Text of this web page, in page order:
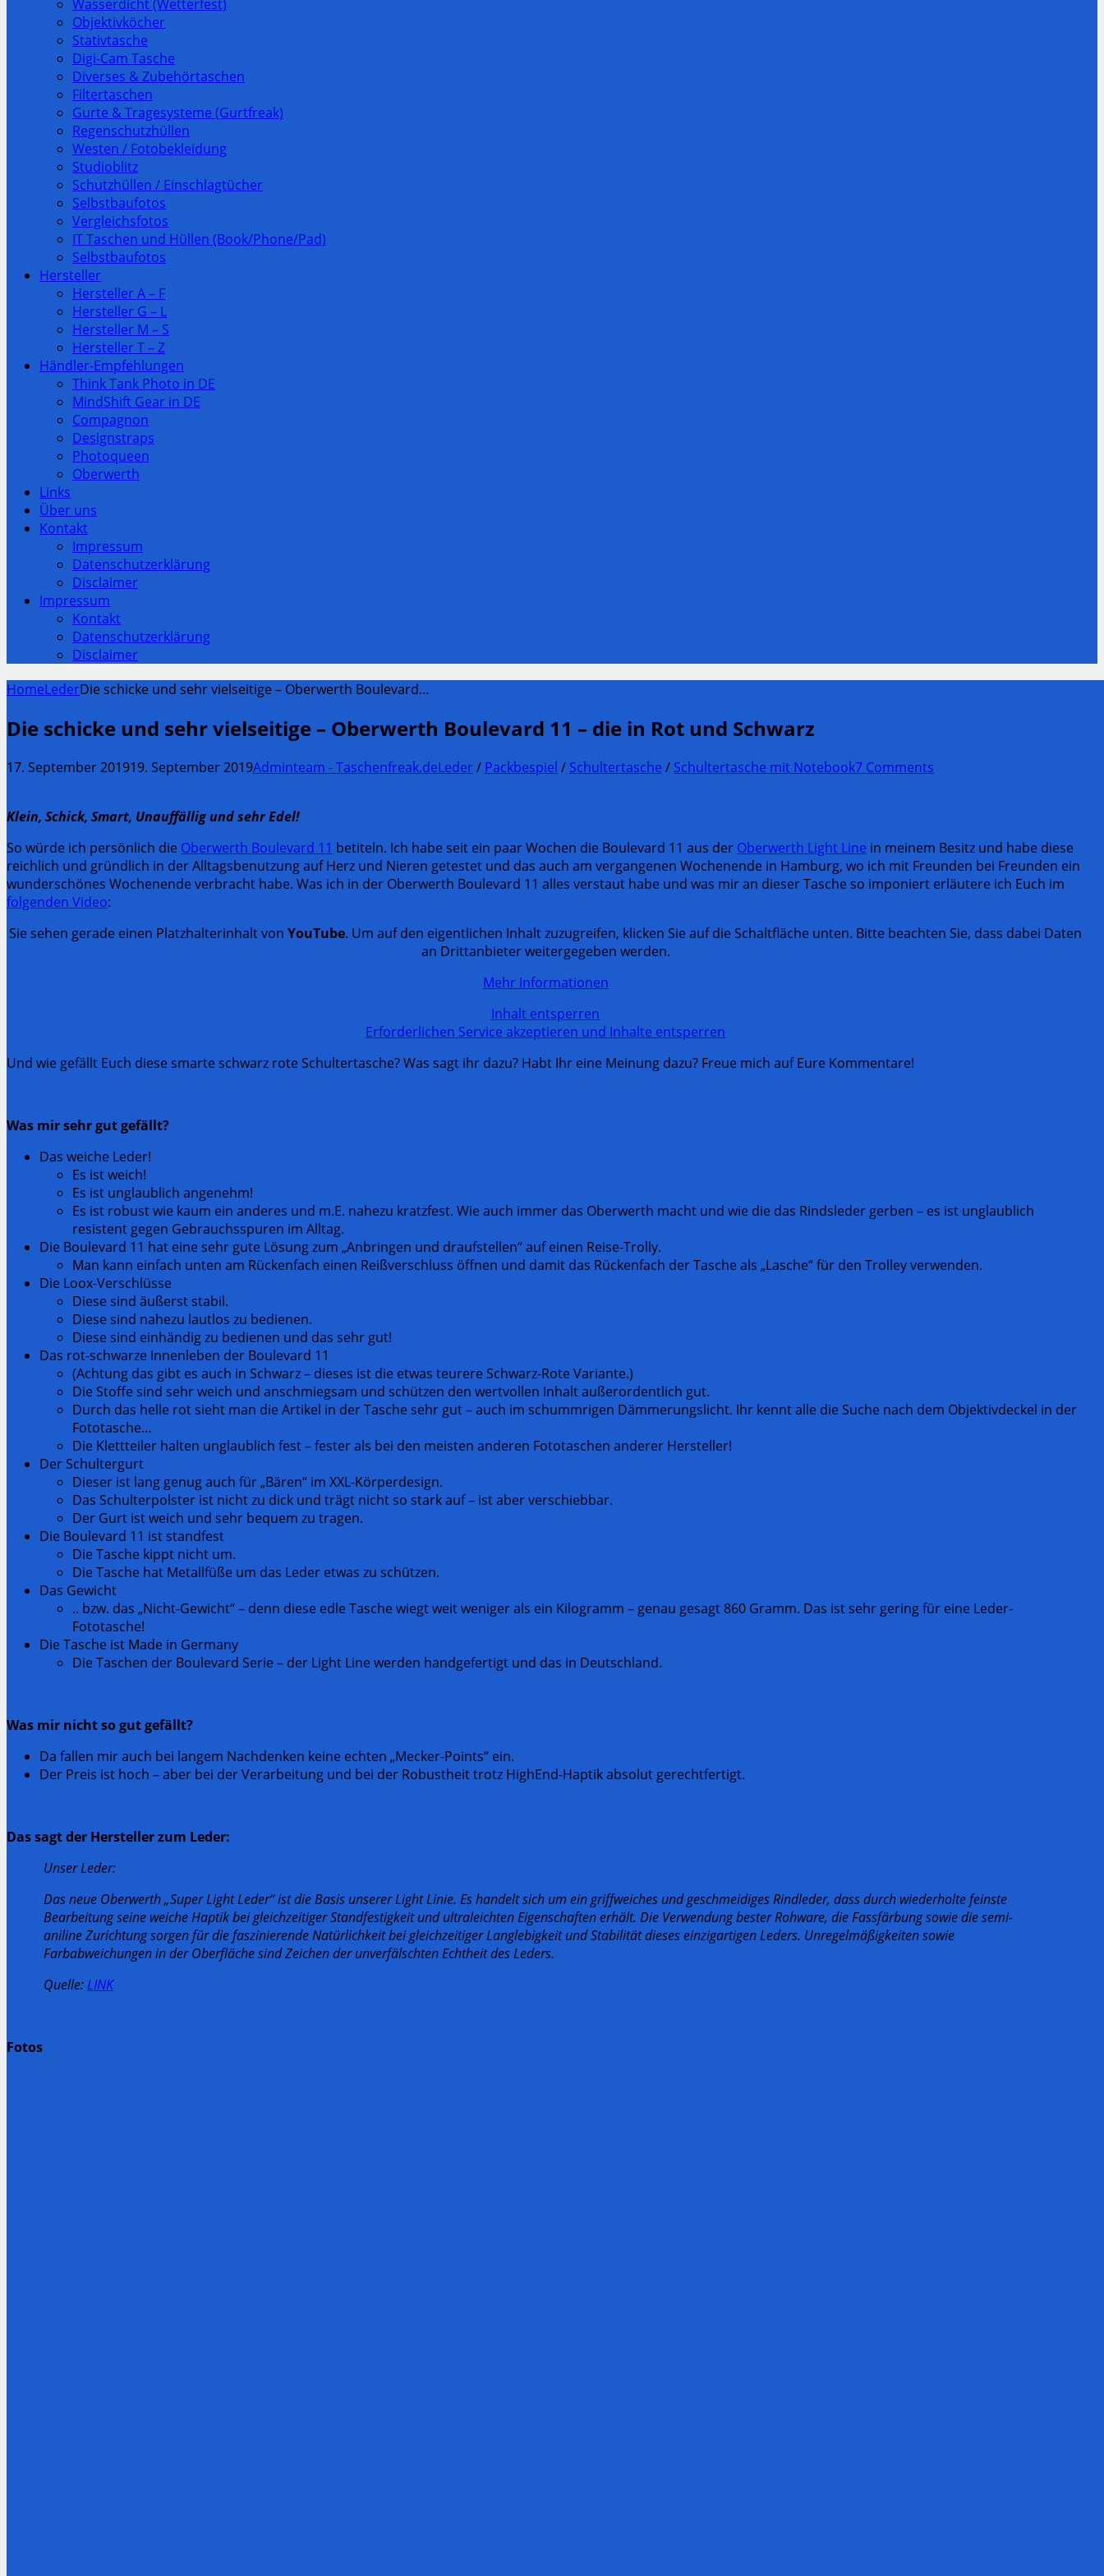
Wasserdicht (Wetterfest)
Objektivköcher
Stativtasche
Digi-Cam Tasche
Diverses & Zubehörtaschen
Filtertaschen
Gurte & Tragesysteme (Gurtfreak)
Regenschutzhüllen
Westen / Fotobekleidung
Studioblitz
Schutzhüllen / Einschlagtücher
Selbstbaufotos
Vergleichsfotos
IT Taschen und Hüllen (Book/Phone/Pad)
Selbstbaufotos
Hersteller
Hersteller A – F
Hersteller G – L
Hersteller M – S
Hersteller T – Z
Händler-Empfehlungen
Think Tank Photo in DE
MindShift Gear in DE
Compagnon
Designstraps
Photoqueen
Oberwerth
Links
Über uns
Kontakt
Impressum
Datenschutzerklärung
Disclaimer
Impressum
Kontakt
Datenschutzerklärung
Disclaimer
HomeLederDie schicke und sehr vielseitige – Oberwerth Boulevard…
Die schicke und sehr vielseitige – Oberwerth Boulevard 11 – die in Rot und Schwarz
17. September 201919. September 2019Adminteam - Taschenfreak.deLeder / Packbespiel / Schultertasche / Schultertasche mit Notebook7 Comments
Klein, Schick, Smart, Unauffällig und sehr Edel!
So würde ich persönlich die Oberwerth Boulevard 11 betiteln. Ich habe seit ein paar Wochen die Boulevard 11 aus der Oberwerth Light Line in meinem Besitz und habe diese
reichlich und gründlich in der Alltagsbenutzung auf Herz und Nieren getestet und das auch am vergangenen Wochenende in Hamburg, wo ich mit Freunden bei Freunden ein
wunderschönes Wochenende verbracht habe. Was ich in der Oberwerth Boulevard 11 alles verstaut habe und was mir an dieser Tasche so imponiert erläutere ich Euch im
folgenden Video:
Sie sehen gerade einen Platzhalterinhalt von YouTube. Um auf den eigentlichen Inhalt zuzugreifen, klicken Sie auf die Schaltfläche unten. Bitte beachten Sie, dass dabei Daten
an Drittanbieter weitergegeben werden.
Mehr Informationen
Inhalt entsperren
Erforderlichen Service akzeptieren und Inhalte entsperren
Und wie gefällt Euch diese smarte schwarz rote Schultertasche? Was sagt ihr dazu? Habt Ihr eine Meinung dazu? Freue mich auf Eure Kommentare!
Was mir sehr gut gefällt?
Das weiche Leder!
Es ist weich!
Es ist unglaublich angenehm!
Es ist robust wie kaum ein anderes und m.E. nahezu kratzfest. Wie auch immer das Oberwerth macht und wie die das Rindsleder gerben – es ist unglaublich
resistent gegen Gebrauchsspuren im Alltag.
Die Boulevard 11 hat eine sehr gute Lösung zum „Anbringen und draufstellen“ auf einen Reise-Trolly.
Man kann einfach unten am Rückenfach einen Reißverschluss öffnen und damit das Rückenfach der Tasche als „Lasche“ für den Trolley verwenden.
Die Loox-Verschlüsse
Diese sind äußerst stabil.
Diese sind nahezu lautlos zu bedienen.
Diese sind einhändig zu bedienen und das sehr gut!
Das rot-schwarze Innenleben der Boulevard 11
(Achtung das gibt es auch in Schwarz – dieses ist die etwas teurere Schwarz-Rote Variante.)
Die Stoffe sind sehr weich und anschmiegsam und schützen den wertvollen Inhalt außerordentlich gut.
Durch das helle rot sieht man die Artikel in der Tasche sehr gut – auch im schummrigen Dämmerungslicht. Ihr kennt alle die Suche nach dem Objektivdeckel in der
Fototasche…
Die Klettteiler halten unglaublich fest – fester als bei den meisten anderen Fototaschen anderer Hersteller!
Der Schultergurt
Dieser ist lang genug auch für „Bären“ im XXL-Körperdesign.
Das Schulterpolster ist nicht zu dick und trägt nicht so stark auf – ist aber verschiebbar.
Der Gurt ist weich und sehr bequem zu tragen.
Die Boulevard 11 ist standfest
Die Tasche kippt nicht um.
Die Tasche hat Metallfüße um das Leder etwas zu schützen.
Das Gewicht
.. bzw. das „Nicht-Gewicht“ – denn diese edle Tasche wiegt weit weniger als ein Kilogramm – genau gesagt 860 Gramm. Das ist sehr gering für eine Leder-
Fototasche!
Die Tasche ist Made in Germany
Die Taschen der Boulevard Serie – der Light Line werden handgefertigt und das in Deutschland.
Was mir nicht so gut gefällt?
Da fallen mir auch bei langem Nachdenken keine echten „Mecker-Points“ ein.
Der Preis ist hoch – aber bei der Verarbeitung und bei der Robustheit trotz HighEnd-Haptik absolut gerechtfertigt.
Das sagt der Hersteller zum Leder:
Unser Leder:
Das neue Oberwerth „Super Light Leder“ ist die Basis unserer Light Linie. Es handelt sich um ein griffweiches und geschmeidiges Rindleder, dass durch wiederholte feinste
Bearbeitung seine weiche Haptik bei gleichzeitiger Standfestigkeit und ultraleichten Eigenschaften erhält. Die Verwendung bester Rohware, die Fassfärbung sowie die semi-
aniline Zurichtung sorgen für die faszinierende Natürlichkeit bei gleichzeitiger Langlebigkeit und Stabilität dieses einzigartigen Leders. Unregelmäßigkeiten sowie
Farbabweichungen in der Oberfläche sind Zeichen der unverfälschten Echtheit des Leders.
Quelle: LINK
Fotos